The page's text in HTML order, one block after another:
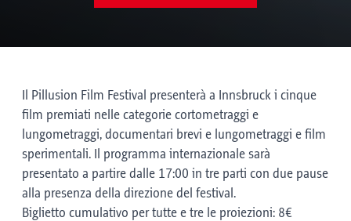
Il Pillusion Film Festival presenterà a Innsbruck i cinque
film premiati nelle categorie cortometraggi e
lungometraggi, documentari brevi e lungometraggi e film
sperimentali. Il programma internazionale sarà
presentato a partire dalle 17:00 in tre parti con due pause
alla presenza della direzione del festival.
Biglietto cumulativo per tutte e tre le proiezioni: 8€